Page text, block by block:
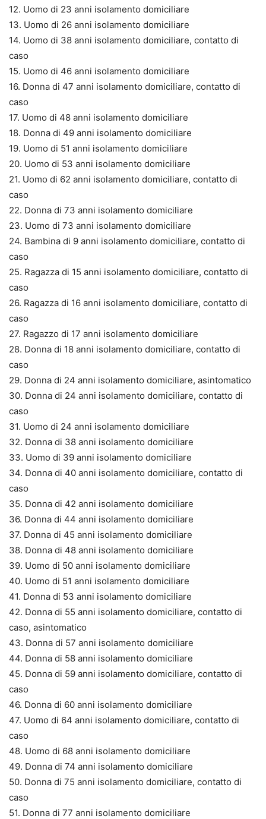
12. Uomo di 23 anni isolamento domiciliare
13. Uomo di 26 anni isolamento domiciliare
14. Uomo di 38 anni isolamento domiciliare, contatto di
caso
15. Uomo di 46 anni isolamento domiciliare
16. Donna di 47 anni isolamento domiciliare, contatto di
caso
17. Uomo di 48 anni isolamento domiciliare
18. Donna di 49 anni isolamento domiciliare
19. Uomo di 51 anni isolamento domiciliare
20. Uomo di 53 anni isolamento domiciliare
21. Uomo di 62 anni isolamento domiciliare, contatto di
caso
22. Donna di 73 anni isolamento domiciliare
23. Uomo di 73 anni isolamento domiciliare
24. Bambina di 9 anni isolamento domiciliare, contatto di
caso
25. Ragazza di 15 anni isolamento domiciliare, contatto di
caso
26. Ragazza di 16 anni isolamento domiciliare, contatto di
caso
27. Ragazzo di 17 anni isolamento domiciliare
28. Donna di 18 anni isolamento domiciliare, contatto di
caso
29. Donna di 24 anni isolamento domiciliare, asintomatico
30. Donna di 24 anni isolamento domiciliare, contatto di
caso
31. Uomo di 24 anni isolamento domiciliare
32. Donna di 38 anni isolamento domiciliare
33. Uomo di 39 anni isolamento domiciliare
34. Donna di 40 anni isolamento domiciliare, contatto di
caso
35. Donna di 42 anni isolamento domiciliare
36. Donna di 44 anni isolamento domiciliare
37. Donna di 45 anni isolamento domiciliare
38. Donna di 48 anni isolamento domiciliare
39. Uomo di 50 anni isolamento domiciliare
40. Uomo di 51 anni isolamento domiciliare
41. Donna di 53 anni isolamento domiciliare
42. Donna di 55 anni isolamento domiciliare, contatto di
caso, asintomatico
43. Donna di 57 anni isolamento domiciliare
44. Donna di 58 anni isolamento domiciliare
45. Donna di 59 anni isolamento domiciliare, contatto di
caso
46. Donna di 60 anni isolamento domiciliare
47. Uomo di 64 anni isolamento domiciliare, contatto di
caso
48. Uomo di 68 anni isolamento domiciliare
49. Donna di 74 anni isolamento domiciliare
50. Donna di 75 anni isolamento domiciliare, contatto di
caso
51. Donna di 77 anni isolamento domiciliare